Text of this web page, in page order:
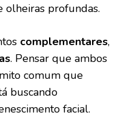
olheiras profundas.
complementares,
. Pensar que ambos
comum que
buscando
facial.